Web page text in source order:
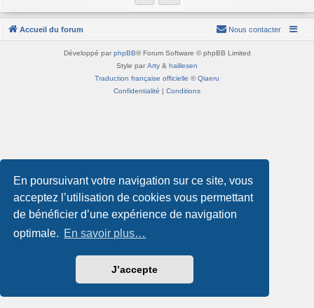
En poursuivant votre navigation sur ce site, vous
acceptez l’utilisation de cookies vous permettant
de bénéficier d’une expérience de navigation
optimale. En savoir plus…
J’accepte
Accueil du forum Nous contacter
Développé par phpBB® Forum Software © phpBB Limited
Style par Arty & halilesen
Traduction française officielle ©Qiaeru
Confidentialité | Conditions